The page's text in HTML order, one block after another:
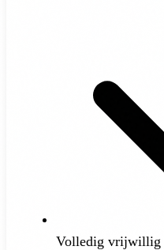
Volledig vrijwillig